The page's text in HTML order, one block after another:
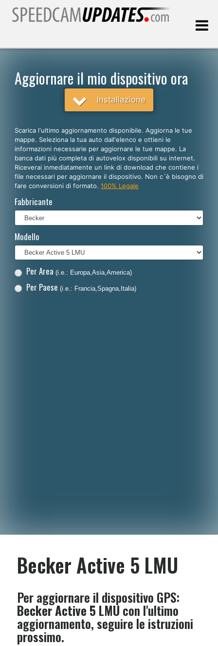
Italiano
English
Español
Deutsch
Polski
Dansk
Aggiornare il mio dispositivo ora
Installazione
Scarica l'ultimo aggiornamento disponibile. Aggiorna le tue
mappe. Seleziona la tua auto dall'elenco e ottieni le
informazioni necessarie per aggiornare le tue mappe. La
banca dati più completa di autovelox disponibili su internet.
Riceverai inmediatamente un link di download che contiene i
file necessari per aggiornare il dispositivo. Non c´è bisogno di
fare conversioni di formato. 100% Legale
Fabbricante
Modello
Per Area (i.e.: Europa,Asia,America)
Per Paese (i.e.: Francia,Spagna,Italia)
Becker Active 5 LMU
Per aggiornare il dispositivo GPS:
Becker Active 5 LMU con l'ultimo
aggiornamento, seguire le istruzioni
prossimo.